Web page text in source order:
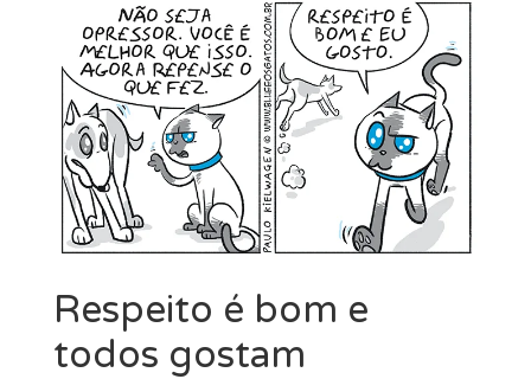
Respeito é bom e
todos gostam